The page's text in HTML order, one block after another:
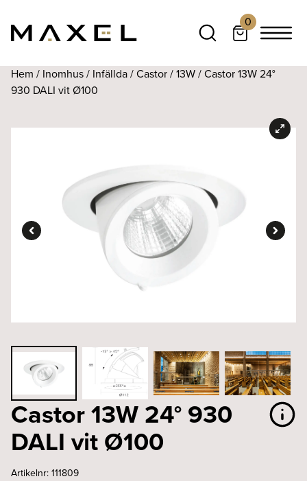
0
Hem / Inomhus/ Infällda/Castor/13W/ Castor 13W 24°
930 DALI vit Ø100
Castor 13W 24° 930
DALI vit Ø100
Artikelnr:111809